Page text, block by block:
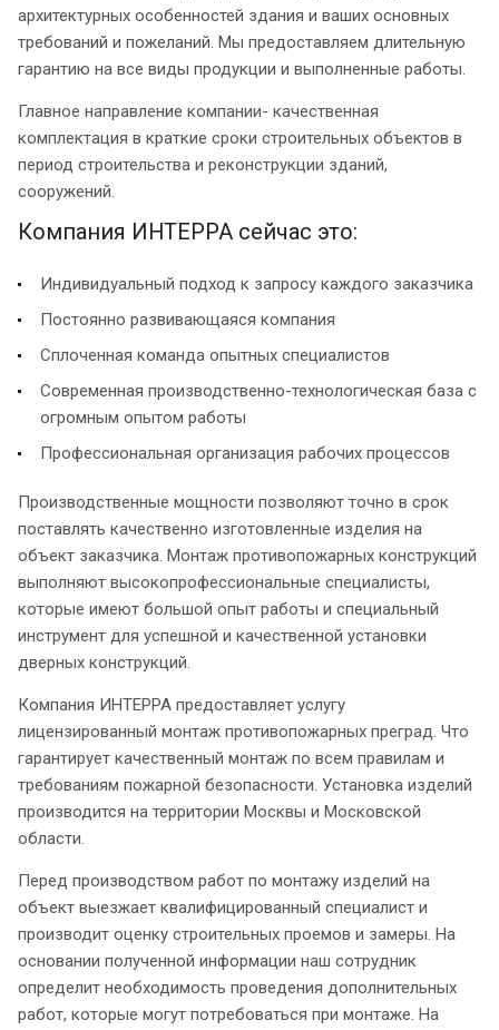
архитектурных особенностей здания и ваших основных
требований и пожеланий. Мы предоставляем длительную
гарантию на все виды продукции и выполненные работы.
Главное направление компании- качественная
комплектация в краткие сроки строительных объектов в
период строительства и реконструкции зданий,
сооружений.
Компания ИНТЕРРА сейчас это:
Индивидуальный подход к запросу каждого заказчика
Постоянно развивающаяся компания
Сплоченная команда опытных специалистов
Современная производственно-технологическая база с
огромным опытом работы
Профессиональная организация рабочих процессов
Производственные мощности позволяют точно в срок
поставлять качественно изготовленные изделия на
объект заказчика. Монтаж противопожарных конструкций
выполняют высокопрофессиональные специалисты,
которые имеют большой опыт работы и специальный
инструмент для успешной и качественной установки
дверных конструкций.
Компания ИНТЕРРА предоставляет услугу
лицензированный монтаж противопожарных преград. Что
гарантирует качественный монтаж по всем правилам и
требованиям пожарной безопасности. Установка изделий
производится на территории Москвы и Московской
области.
Перед производством работ по монтажу изделий на
объект выезжает квалифицированный специалист и
производит оценку строительных проемов и замеры. На
основании полученной информации наш сотрудник
определит необходимость проведения дополнительных
работ, которые могут потребоваться при монтаже. На